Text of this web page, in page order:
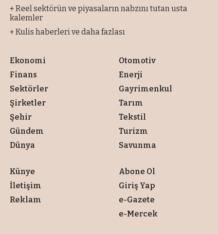
+ Reel sektörün ve piyasaların nabzını tutan usta
kalemler
+ Kulis haberleri ve daha fazlası
Ekonomi
Finans
Sektörler
Şirketler
Şehir
Gündem
Dünya
Otomotiv
Enerji
Gayrimenkul
Tarım
Tekstil
Turizm
Savunma
Künye
İletişim
Reklam
Abone Ol
Giriş Yap
e-Gazete
e-Mercek